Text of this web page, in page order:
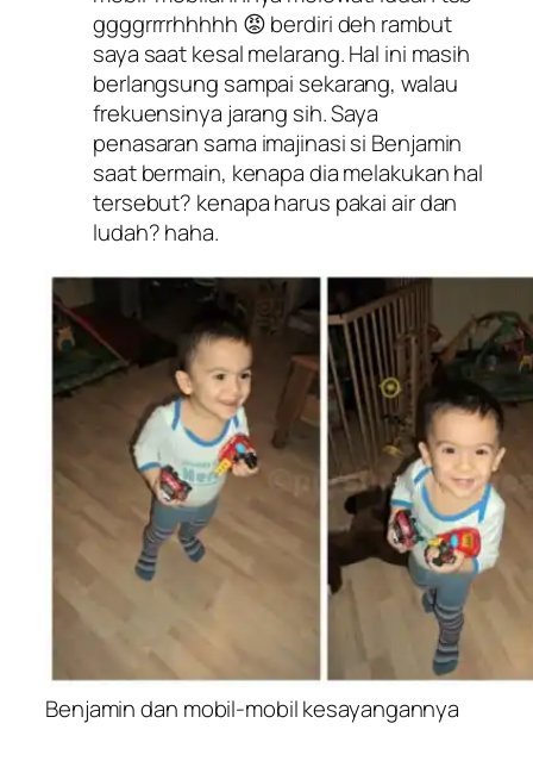
ggggrrrrhhhhh 😡 berdiri deh rambut
saya saat kesal melarang. Hal ini masih
berlangsung sampai sekarang, walau
frekuensinya jarang sih. Saya
penasaran sama imajinasi si Benjamin
saat bermain, kenapa dia melakukan hal
tersebut? kenapa harus pakai air dan
ludah? haha.
Benjamin dan mobil-mobil kesayangannya